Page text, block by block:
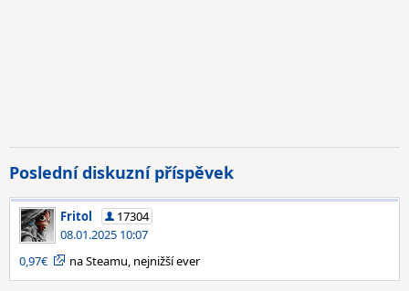
Poslední diskuzní příspěvek
Fritol
17304
08.01.2025 10:07
0,97€
na Steamu, nejnižší ever